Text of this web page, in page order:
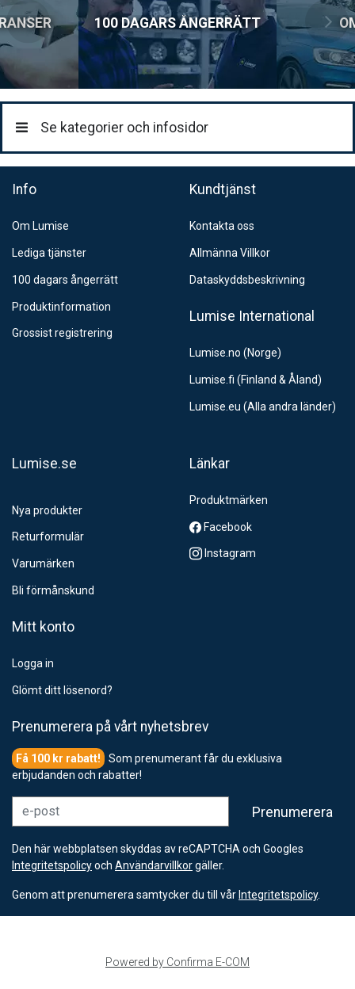
129:-
DHL Service Point
79:-
DHL Företagspaket / Hemleverans
199:-
100 DAGARS ÅNGERRÄTT
Se kategorier och infosidor
Info
Om Lumise
Lediga tjänster
100 dagars ångerrätt
Produktinformation
Grossist registrering
Kundtjänst
Kontakta oss
Allmänna Villkor
Dataskyddsbeskrivning
Lumise International
Lumise.no (Norge)
Lumise.fi (Finland & Åland)
Lumise.eu (Alla andra länder)
Lumise.se
Nya produkter
Returformulär
Varumärken
Bli förmånskund
Länkar
Produktmärken
Facebook
Instagram
Mitt konto
Logga in
Glömt ditt lösenord?
Prenumerera på vårt nyhetsbrev
Som prenumerant får du exklusiva
erbjudanden och rabatter!
Prenumerera
Den här webbplatsen skyddas av reCAPTCHA och Googles
Integritetspolicyoch Användarvillkorgäller.
Genom att prenumerera samtycker du till vår Integritetspolicy.
Powered by Confirma E-COM